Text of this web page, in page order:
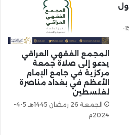
الخميس 16 ربيع الأول 1438هـ 15-
المجمع الفقهي العراقي
يدعو إلى صلاة جمعة
مركزية في جامع الإمام
الأعظم في بغداد مناصرة
لفلسطين
الجمعة 26 رمضان 1445هـ 5-4-
2024م